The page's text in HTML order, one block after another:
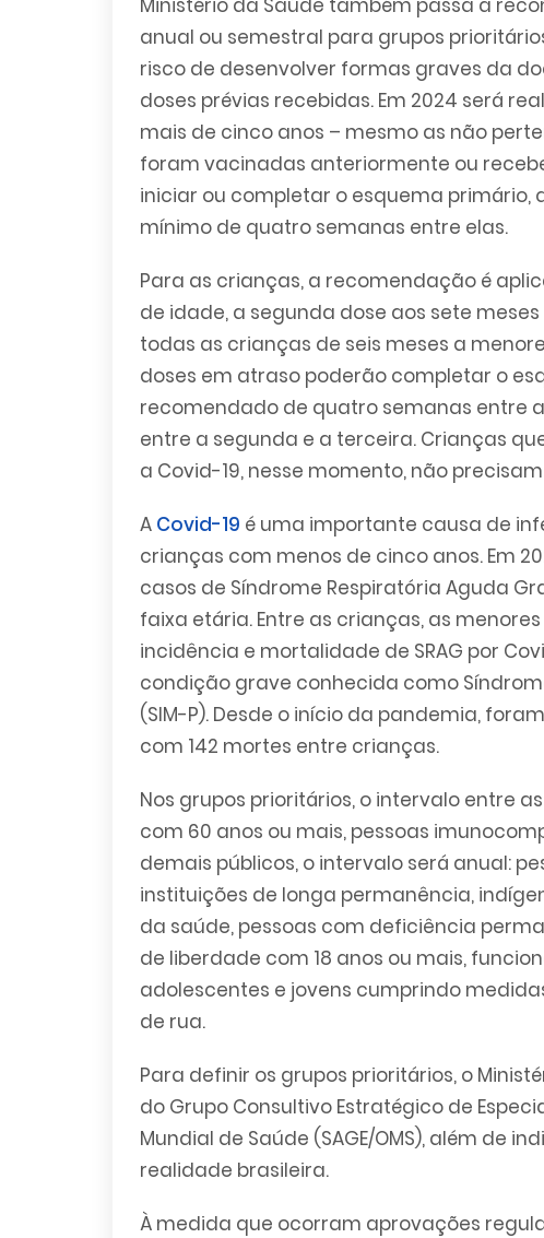
Ministério da Saúde também passa a
anual ou semestral para grupos
risco de desenvolver formas graves da
doses prévias recebidas. Em 2024 será
mais de cinco anos – mesmo as não
foram vacinadas anteriormente ou
iniciar ou completar o esquema primário,
mínimo de quatro semanas entre elas.
Para as crianças, a recomendação é
de idade, a segunda dose aos sete
todas as crianças de seis meses a
doses em atraso poderão completar o
recomendado de quatro semanas entre
entre a segunda e a terceira. Crianças
a Covid-19, nesse momento, não
A Covid-19 é uma importante causa de
crianças com menos de cinco anos. Em
casos de Síndrome Respiratória Aguda
faixa etária. Entre as crianças, as
incidência e mortalidade de SRAG por
condição grave conhecida como
(SIM-P). Desde o início da pandemia,
com 142 mortes entre crianças.
Nos grupos prioritários, o intervalo entre
com 60 anos ou mais, pessoas
demais públicos, o intervalo será anual:
instituições de longa permanência,
da saúde, pessoas com deficiência
de liberdade com 18 anos ou mais,
adolescentes e jovens cumprindo
de rua.
Para definir os grupos prioritários, o
do Grupo Consultivo Estratégico de
Mundial de Saúde (SAGE/OMS), além de
realidade brasileira.
À medida que ocorram aprovações